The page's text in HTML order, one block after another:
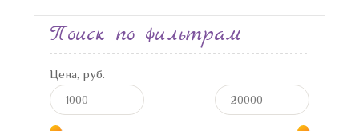
Поиск по фильтрам
Цена, руб.